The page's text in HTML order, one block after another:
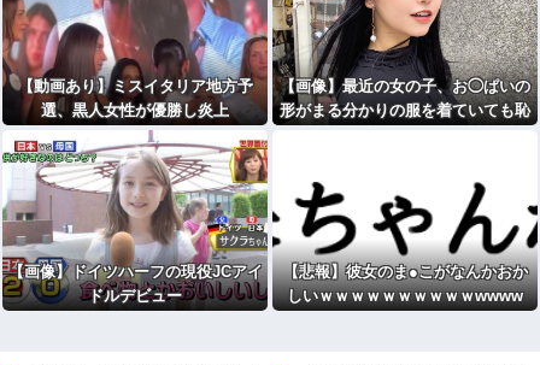
【動画あり】ミスイタリア地方予
選、黒人女性が優勝し炎上
【画像】最近の女の子、お◯ぱいの
形がまる分かりの服を着ていても恥
【画像】ドイツハーフの現役JCアイ
ドルデビュー
【悲報】彼女のま●こがなんかおか
しいｗｗｗｗｗｗｗｗｗｗwwww